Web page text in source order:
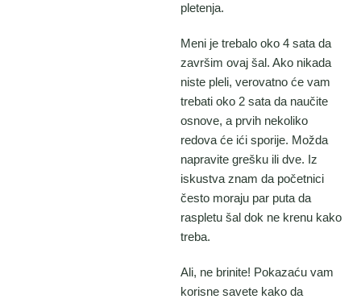
pletenja.
Meni je trebalo oko 4 sata da
završim ovaj šal. Ako nikada
niste pleli, verovatno će vam
trebati oko 2 sata da naučite
osnove, a prvih nekoliko
redova će ići sporije. Možda
napravite grešku ili dve. Iz
iskustva znam da početnici
često moraju par puta da
raspletu šal dok ne krenu kako
treba.
Ali, ne brinite! Pokazaću vam
korisne savete kako da